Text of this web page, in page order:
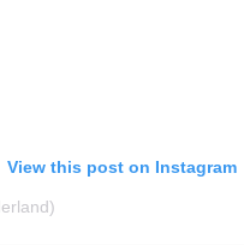
View this post on Instagram